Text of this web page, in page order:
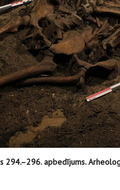
294.–296. apbedījums.